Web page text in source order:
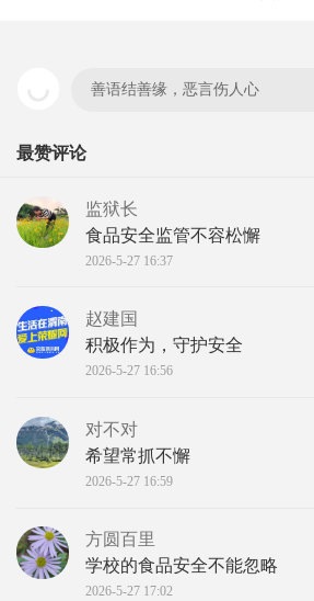
善语结善缘，恶言伤人心
最赞评论
监狱长
食品安全监管不容松懈
2026-5-27 16:37
赵建国
积极作为，守护安全
2026-5-27 16:56
对不对
希望常抓不懈
2026-5-27 16:59
方圆百里
学校的食品安全不能忽略
2026-5-27 17:02